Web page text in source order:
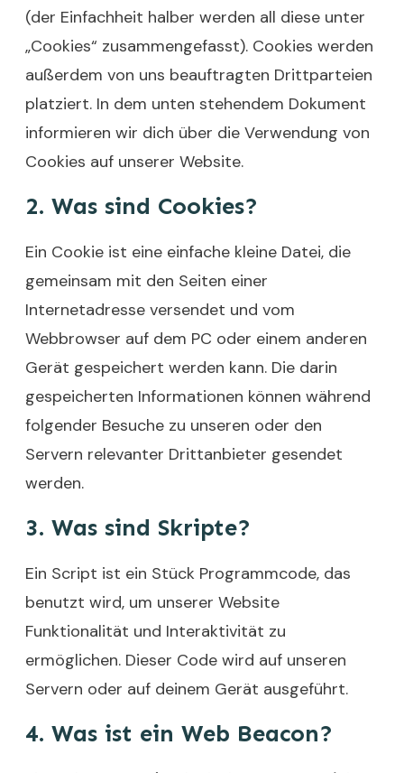
(der Einfachheit halber werden all diese unter
„Cookies“ zusammengefasst). Cookies werden
außerdem von uns beauftragten Drittparteien
platziert. In dem unten stehendem Dokument
informieren wir dich über die Verwendung von
Cookies auf unserer Website.
2. Was sind Cookies?
Ein Cookie ist eine einfache kleine Datei, die
gemeinsam mit den Seiten einer
Internetadresse versendet und vom
Webbrowser auf dem PC oder einem anderen
Gerät gespeichert werden kann. Die darin
gespeicherten Informationen können während
folgender Besuche zu unseren oder den
Servern relevanter Drittanbieter gesendet
werden.
3. Was sind Skripte?
Ein Script ist ein Stück Programmcode, das
benutzt wird, um unserer Website
Funktionalität und Interaktivität zu
ermöglichen. Dieser Code wird auf unseren
Servern oder auf deinem Gerät ausgeführt.
4. Was ist ein Web Beacon?